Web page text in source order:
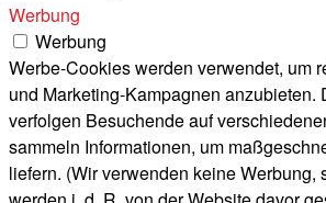
Werbung
Werbung
Werbe-Cookies werden verwendet, um
und Marketing-Kampagnen anzubieten.
verfolgen Besuchende auf
sammeln Informationen, um
liefern. (Wir verwenden keine Werbung,